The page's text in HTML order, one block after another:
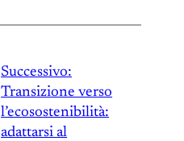
Successivo:
Transizione verso
l’ecosostenibilità:
adattarsi al